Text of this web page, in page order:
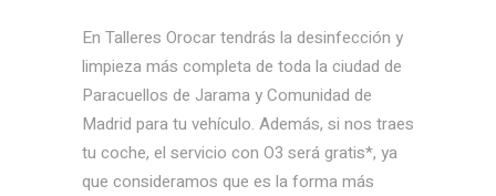
En Talleres Orocar tendrás la desinfección y
limpieza más completa de toda la ciudad de
Paracuellos de Jarama y Comunidad de
Madrid para tu vehículo. Además, si nos traes
tu coche, el servicio con O3 será gratis*, ya
que consideramos que es la forma más